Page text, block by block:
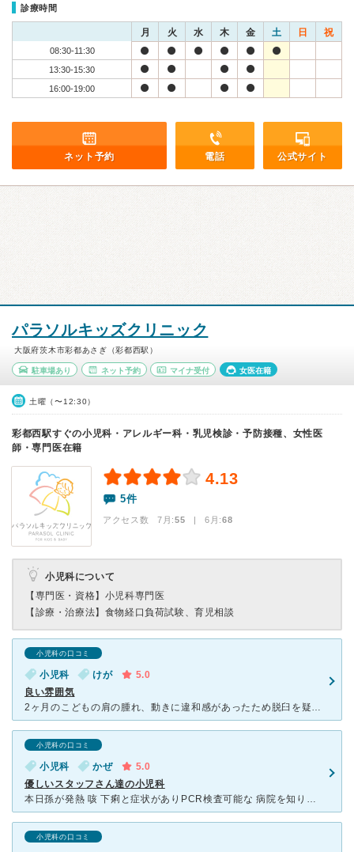
診療時間
月 火 水 木 金 土 日 祝
08:30-11:30
13:30-15:30
16:00-19:00
ネット予約 電話 公式サイト
パラソルキッズクリニック
大阪府茨木市彩都あさぎ（彩都西駅）
駐車場あり ネット予約 マイナ受付 女医在籍
土曜（〜12:30）
彩都西駅すぐの小児科・アレルギー科・乳児検診・予防接種、女性医
師・専門医在籍
4.13
5件
アクセス数 7月:55 | 6月:68
小児科について
【専門医・資格】 小児科専門医
【診療・治療法】 食物経口負荷試験、育児相談
小児科の口コミ
小児科 けが
5.0
良い雰囲気
2ヶ月のこどもの肩の腫れ、動きに違和感があったため脱臼を疑い受診。他の患者からのインフルエンザ等の感染を予防するため、受診まで外で待つ覚悟で受付したところ個室待合室に案内していただけました。とても感謝
小児科の口コミ
小児科 かぜ
5.0
優しいスタッフさん達の小児科
本日孫が発熱 咳 下痢と症状がありPCR検査可能な 病院を知りたくて 発熱者SOS（大阪府新型コロナ受診相談センター)に 問い合わせをし教えていただき連れて行きました。 来院前に連絡をいれた際
小児科の口コミ